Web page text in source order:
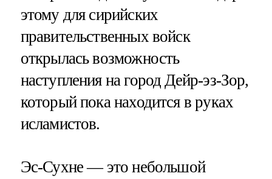
этому для сирийских
правительственных войск
открылась возможность
наступления на город Дейр-эз-Зор,
который пока находится в руках
исламистов.
Эс-Сухне — это небольшой